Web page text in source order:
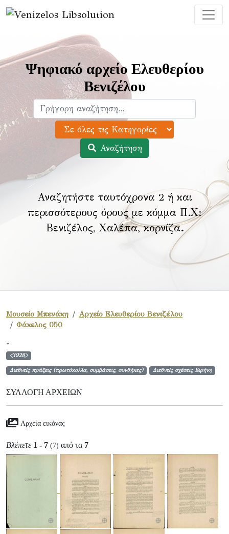
Ψηφιακό αρχείο Ελευθερίου
Βενιζέλου
Αναζήτηση
Αναζητήστε ταυτόχρονα 2 ή και
περισσότερους όρους με κόμμα Π.Χ:
Βενιζέλος, Χαλέπα, κορνίζα.
Μουσείο Μπενάκη
Αρχείο Ελευθερίου Βενιζέλου
Φάκελος 050
-
<1928>
Διεθνείς πράξεις (πρωτόκολλα, συμβάσεις, συνθήκες) Διεθνείς σχέσεις Ειρήνη
ΣΥΛΛΟΓΉ ΑΡΧΕΊΩΝ
Αρχεία εικόνας
Βλέπετε 1 - 7 (7) από τα 7